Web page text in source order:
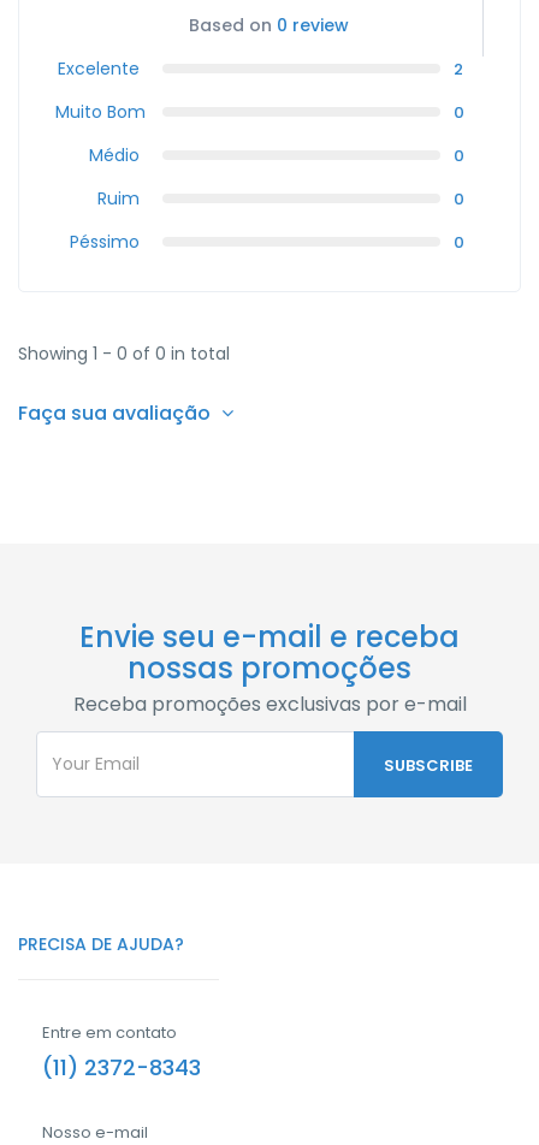
Based on 0 review
Excelente
2
Muito Bom 0
Médio 0
Ruim 0
Péssimo 0
Showing 1 - 0 of 0 in total
Faça sua avaliação
Envie seu e-mail e receba
nossas promoções
Receba promoções exclusivas por e-mail
PRECISA DE AJUDA?
Entre em contato
(11) 2372-8343
Nosso e-mail